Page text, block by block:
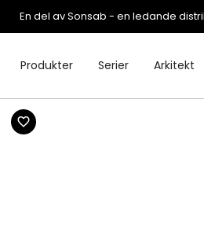
En del av Sonsab - en ledande
Produkter Serier Arkitekt